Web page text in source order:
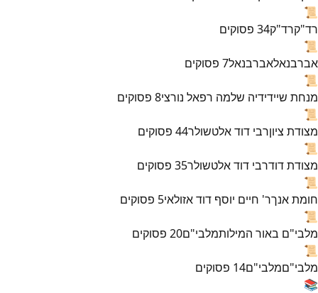
📜
רד"קרד"ק34 פסוקים
📜
אברבנאלאברבנאל7 פסוקים
📜
מנחת שיידידיה שלמה רפאל נורצי8 פסוקים
📜
מצודת ציוןרבי דוד אלטשולר44 פסוקים
📜
מצודת דודרבי דוד אלטשולר35 פסוקים
📜
חומת אנךר' חיים יוסף דוד אזולאי5 פסוקים
📜
מלבי"ם באור המילותמלבי"ם20 פסוקים
📜
מלבי"םמלבי"ם14 פסוקים
📚